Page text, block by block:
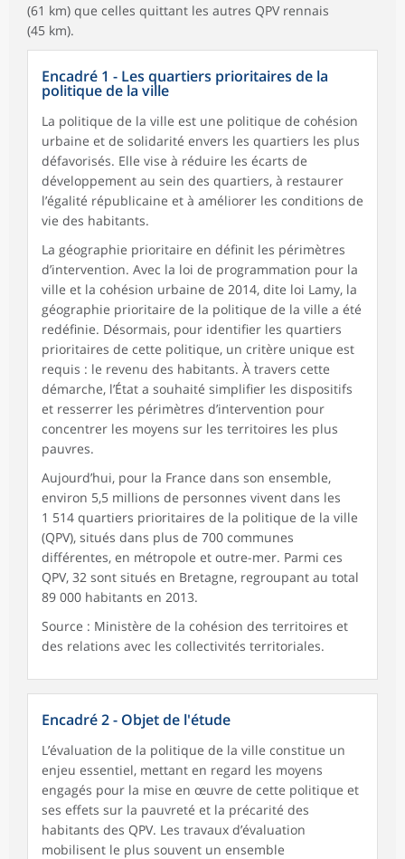
(61 km) que celles quittant les autres QPV rennais
(45 km).
Encadré 1 - Les quartiers prioritaires de la
politique de la ville
La politique de la ville est une politique de cohésion
urbaine et de solidarité envers les quartiers les plus
défavorisés. Elle vise à réduire les écarts de
développement au sein des quartiers, à restaurer
l’égalité républicaine et à améliorer les conditions de
vie des habitants.
La géographie prioritaire en définit les périmètres
d’intervention. Avec la loi de programmation pour la
ville et la cohésion urbaine de 2014, dite loi Lamy, la
géographie prioritaire de la politique de la ville a été
redéfinie. Désormais, pour identifier les quartiers
prioritaires de cette politique, un critère unique est
requis : le revenu des habitants. À travers cette
démarche, l’État a souhaité simplifier les dispositifs
et resserrer les périmètres d’intervention pour
concentrer les moyens sur les territoires les plus
pauvres.
Aujourd’hui, pour la France dans son ensemble,
environ 5,5 millions de personnes vivent dans les
1 514 quartiers prioritaires de la politique de la ville
(QPV), situés dans plus de 700 communes
différentes, en métropole et outre-mer. Parmi ces
QPV, 32 sont situés en Bretagne, regroupant au total
89 000 habitants en 2013.
Source : Ministère de la cohésion des territoires et
des relations avec les collectivités territoriales.
Encadré 2 - Objet de l'étude
L’évaluation de la politique de la ville constitue un
enjeu essentiel, mettant en regard les moyens
engagés pour la mise en œuvre de cette politique et
ses effets sur la pauvreté et la précarité des
habitants des QPV. Les travaux d’évaluation
mobilisent le plus souvent un ensemble